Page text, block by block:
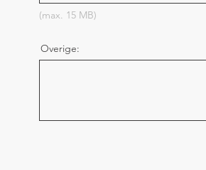
(max. 15 MB)
Overige: